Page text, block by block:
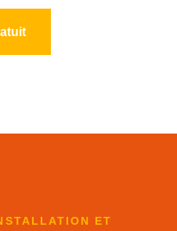
ET